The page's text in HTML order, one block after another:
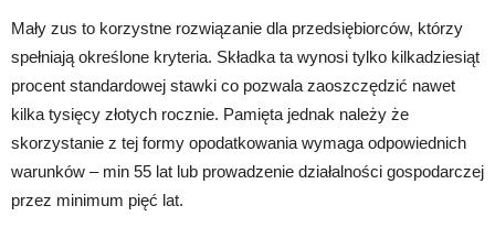
Mały zus to korzystne rozwiązanie dla przedsiębiorców, którzy
spełniają określone kryteria. Składka ta wynosi tylko kilkadziesiąt
procent standardowej stawki co pozwala zaoszczędzić nawet
kilka tysięcy złotych rocznie. Pamięta jednak należy że
skorzystanie z tej formy opodatkowania wymaga odpowiednich
warunków – min 55 lat lub prowadzenie działalności gospodarczej
przez minimum pięć lat.